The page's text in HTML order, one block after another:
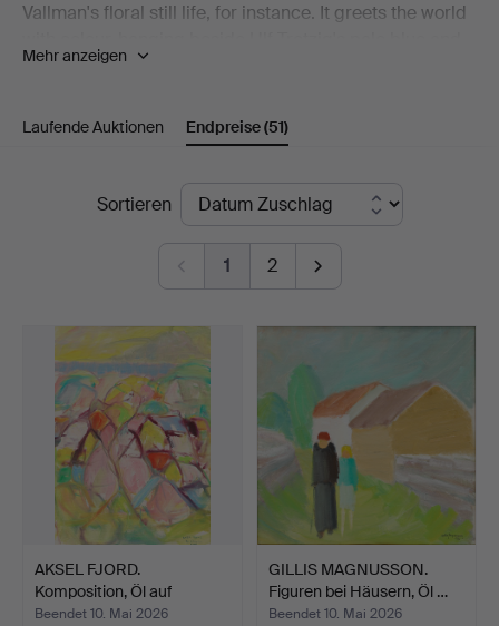
Vallman's floral still life, for instance. It greets the world
yellow "Tecken i skyn". Alongside these, a canvas by
Djupvik and one of Peter Dahl's bustling, vibrant
Mehr anzeigen
Laufende Auktionen Endpreise(51)
EndpreiseSortieren
1 2
AKSEL FJORD.
Komposition, Öl auf
Leinwand,…
Beendet 10. Mai 2026
GILLIS MAGNUSSON.
Figuren bei Häusern, Öl …
Beendet 10. Mai 2026